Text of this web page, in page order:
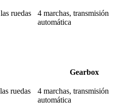
ruedas
4 marchas, transmisión
automática
Gearbox
ruedas
4 marchas, transmisión
automática